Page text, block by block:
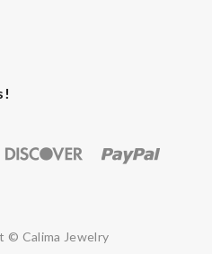
© Calima Jewelry